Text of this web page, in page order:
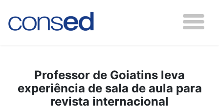
Professor de Goiatins leva
experiência de sala de aula para
revista internacional